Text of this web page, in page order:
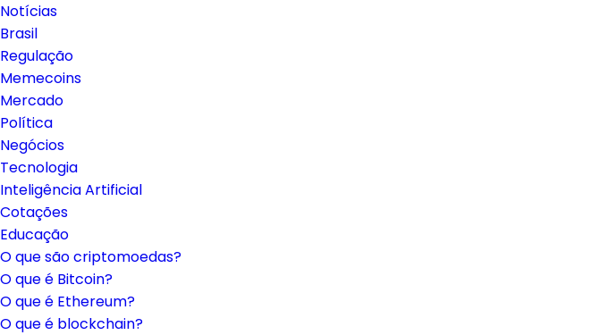
Notícias
Brasil
Regulação
Memecoins
Mercado
Política
Negócios
Tecnologia
Inteligência Artificial
Cotações
Educação
O que são criptomoedas?
O que é Bitcoin?
O que é Ethereum?
O que é blockchain?